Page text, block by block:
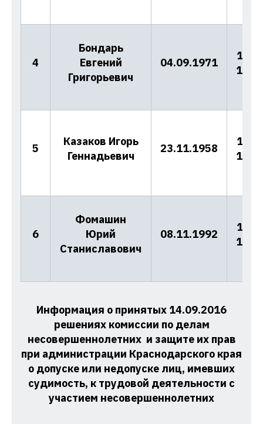
4
Бондарь
Евгений
Григорьевич
04.09.1971
10/
5
Казаков Игорь
Геннадьевич
23.11.1958
10/
6
Фомашин
Юрий
Станиславович
08.11.1992
10/
Информация о принятых 14.09.2016
решениях комиссии по делам
несовершеннолетних и защите их прав
при администрации Краснодарского края
о допуске или недопуске лиц, имевших
судимость, к трудовой деятельности с
участием несовершеннолетних